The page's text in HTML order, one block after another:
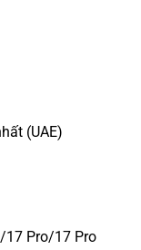
(UAE)
17 Pro/17 Pro